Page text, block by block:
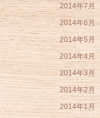
2014年7月
2014年6月
2014年5月
2014年4月
2014年3月
2014年2月
2014年1月